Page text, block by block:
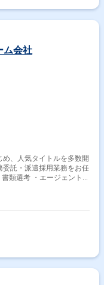
ム会社
、人気タイトルを多数開
託・派遣採用業務をお任
類選考 ・エージェント対
での一連の業務 ＜こん